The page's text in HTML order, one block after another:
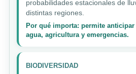
probabilidades estacionales de
distintas regiones.
Por qué importa: permite
agua, agricultura y emergencias.
BIODIVERSIDAD